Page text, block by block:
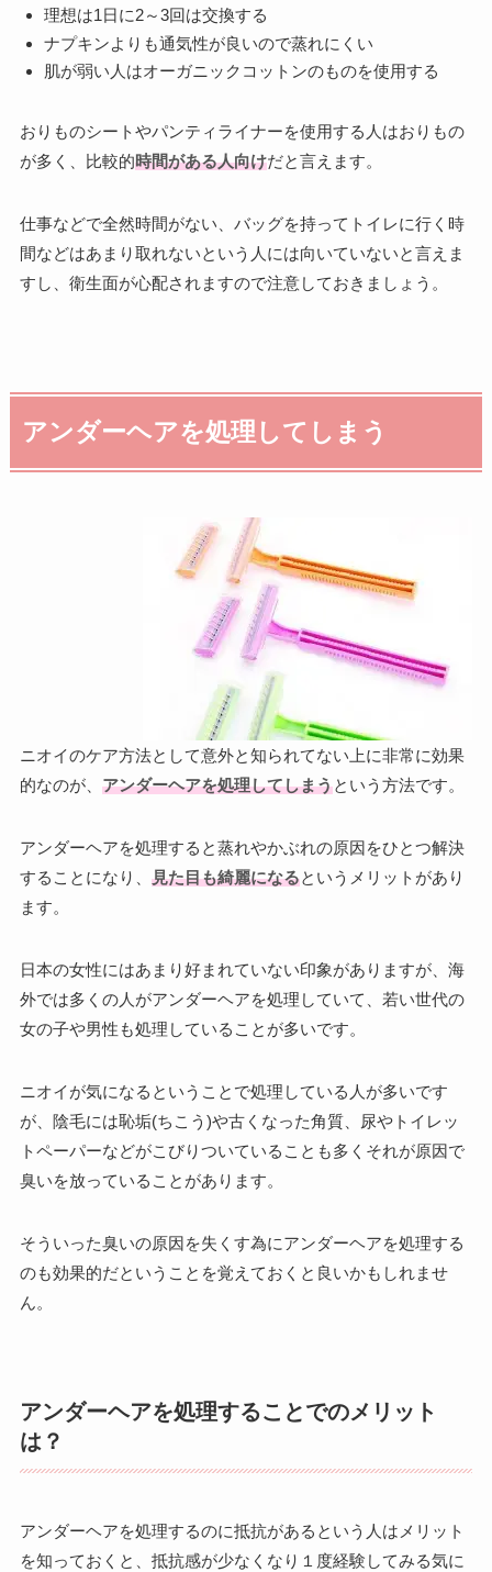
理想は1日に2～3回は交換する
ナプキンよりも通気性が良いので蒸れにくい
肌が弱い人はオーガニックコットンのものを使用する
おりものシートやパンティライナーを使用する人はおりもの
が多く、比較的時間がある人向けだと言えます。
仕事などで全然時間がない、バッグを持ってトイレに行く時
間などはあまり取れないという人には向いていないと言えま
すし、衛生面が心配されますので注意しておきましょう。
アンダーヘアを処理してしまう
ニオイのケア方法として意外と知られてない上に非常に効果
的なのが、 アンダーヘアを処理してしまうという方法です。
アンダーヘアを処理すると蒸れやかぶれの原因をひとつ解決
することになり、 見た目も綺麗になるというメリットがあり
ます。
日本の女性にはあまり好まれていない印象がありますが、海
外では多くの人がアンダーヘアを処理していて、若い世代の
女の子や男性も処理していることが多いです。
ニオイが気になるということで処理している人が多いです
が、陰毛には恥垢(ちこう)や古くなった角質、尿やトイレッ
トペーパーなどがこびりついていることも多くそれが原因で
臭いを放っていることがあります。
そういった臭いの原因を失くす為にアンダーヘアを処理する
のも効果的だということを覚えておくと良いかもしれませ
ん。
アンダーヘアを処理することでのメリット
は？
アンダーヘアを処理するのに抵抗があるという人はメリット
を知っておくと、抵抗感が少なくなり１度経験してみる気に